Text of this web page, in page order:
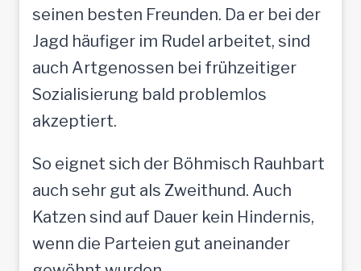
seinen besten Freunden. Da er bei der
Jagd häufiger im Rudel arbeitet, sind
auch Artgenossen bei frühzeitiger
Sozialisierung bald problemlos
akzeptiert.
So eignet sich der Böhmisch Rauhbart
auch sehr gut als Zweithund. Auch
Katzen sind auf Dauer kein Hindernis,
wenn die Parteien gut aneinander